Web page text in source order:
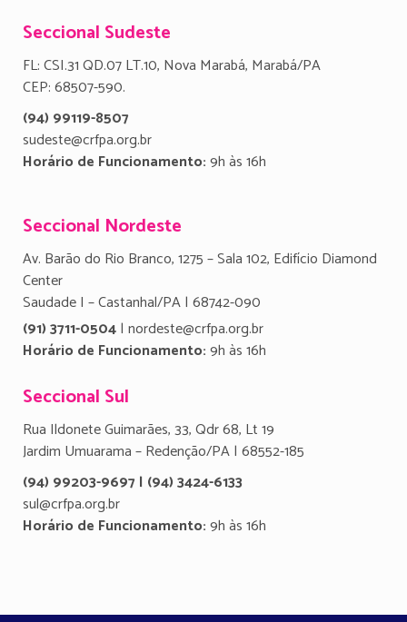
Seccional Sudeste
FL: CSI.31 QD.07 LT.10, Nova Marabá, Marabá/PA
CEP: 68507-590.
(94) 99119-8507
sudeste@crfpa.org.br
Horário de Funcionamento:9h às 16h
Seccional Nordeste
Av. Barão do Rio Branco, 1275 – Sala 102, Edifício Diamond
Center
Saudade I – Castanhal/PA | 68742-090
(91) 3711-0504| nordeste@crfpa.org.br
Horário de Funcionamento:9h às 16h
Seccional Sul
Rua Ildonete Guimarães, 33, Qdr 68, Lt 19
Jardim Umuarama – Redenção/PA | 68552-185
(94) 99203-9697 | (94) 3424-6133
sul@crfpa.org.br
Horário de Funcionamento:9h às 16h